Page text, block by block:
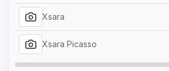
Xsara
Xsara Picasso